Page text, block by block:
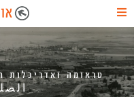
טראומה